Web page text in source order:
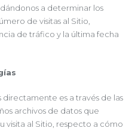
a determinar los
de visitas al Sitio,
de tráfico y la última fecha
es a través de las
archivos de datos que
visita al Sitio, respecto a cómo